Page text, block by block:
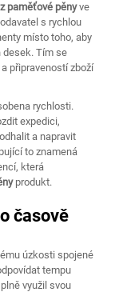
paměťové pěnyve
s rychlou
místo toho, aby
desek. Tím se
připraveností zboží
rychlosti.
expedici,
a napravit
to znamená
která
produkt.
časově
úzkosti spojené
tempu
využil svou